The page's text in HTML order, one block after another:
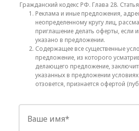
Гражданский кодекс РФ. Глава 28.
Реклама и иные предложения,
неопределенному кругу лиц,
приглашение делать оферты, если
указано в предложении.
Содержащее все существенные
предложение, из которого
делающего предложение,
указанных в предложении
отзовется, признается офертой